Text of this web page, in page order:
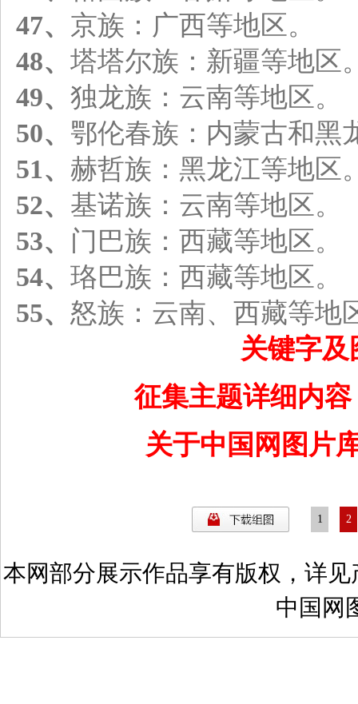
47、 京族：广西等地区。
48、 塔塔尔族：新疆等地区
49、 独龙族：云南等地区。
50、 鄂伦春族：内蒙古和黑
51、 赫哲族：黑龙江等地区
52、 基诺族：云南等地区。
53、 门巴族：西藏等地区。
54、 珞巴族：西藏等地区。
55、 怒族：云南、西藏等地
关键字
征集主题详细内容
关于中国网图片
1 2
本网部分展示作品享有版权，详见
中国网